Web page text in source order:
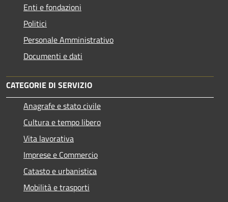
Enti e fondazioni
Politici
Personale Amministrativo
Documenti e dati
CATEGORIE DI SERVIZIO
Anagrafe e stato civile
Cultura e tempo libero
Vita lavorativa
Imprese e Commercio
Catasto e urbanistica
Mobilità e trasporti